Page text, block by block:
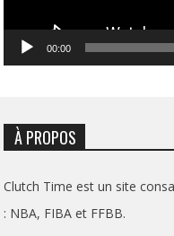
00:00
À PROPOS
Clutch Time est un site
: NBA, FIBA et FFBB.